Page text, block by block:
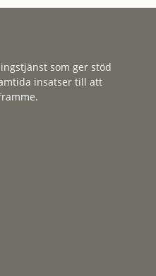
som ger stöd
insatser till att